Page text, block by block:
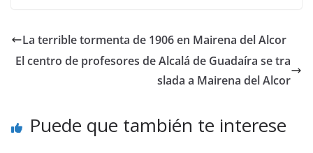
La terrible tormenta de 1906 en Mairena del Alcor
El centro de profesores de Alcalá de Guadaíra se tra
slada a Mairena del Alcor
Puede que también te interese